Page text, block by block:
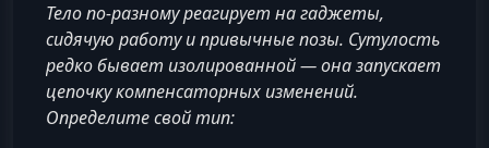
Тело по‑разному реагирует на гаджеты,
сидячую работу и привычные позы. Сутулость
редко бывает изолированной — она запускает
цепочку компенсаторных изменений.
Определите свой тип: